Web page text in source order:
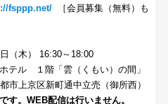
fsppp.net/
［会員募集（無料）も
（木） 16:30～18:00
ル １階「雲（くもい）の間」
新町通中立売（御所西）
す。WEB配信は行いません。